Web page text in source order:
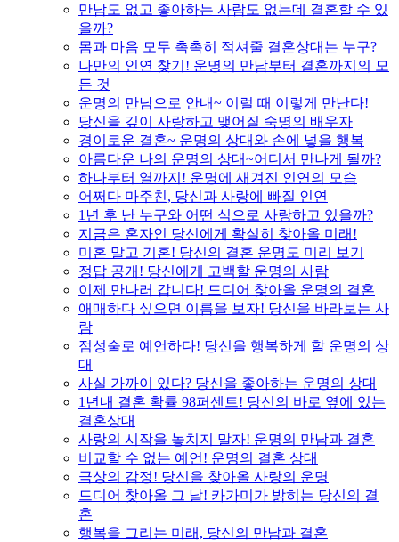
만남도 없고 좋아하는 사람도 없는데 결혼할 수 있
을까?
몸과 마음 모두 촉촉히 적셔줄 결혼상대는 누구?
나만의 인연 찾기! 운명의 만남부터 결혼까지의 모
든 것
운명의 만남으로 안내~ 이럴 때 이렇게 만난다!
당신을 깊이 사랑하고 맺어질 숙명의 배우자
경이로운 결혼~ 운명의 상대와 손에 넣을 행복
아름다운 나의 운명의 상대~어디서 만나게 될까?
하나부터 열까지! 운명에 새겨진 인연의 모습
어쩌다 마주친, 당신과 사랑에 빠질 인연
1년 후 난 누구와 어떤 식으로 사랑하고 있을까?
지금은 혼자인 당신에게 확실히 찾아올 미래!
미혼 말고 기혼! 당신의 결혼 운명도 미리 보기
정답 공개! 당신에게 고백할 운명의 사람
이제 만나러 갑니다! 드디어 찾아올 운명의 결혼
애매하다 싶으면 이름을 보자! 당신을 바라보는 사
람
점성술로 예언하다! 당신을 행복하게 할 운명의 상
대
사실 가까이 있다? 당신을 좋아하는 운명의 상대
1년내 결혼 확률 98퍼센트! 당신의 바로 옆에 있는
결혼상대
사랑의 시작을 놓치지 말자! 운명의 만남과 결혼
비교할 수 없는 예언! 운명의 결혼 상대
극상의 감정! 당신을 찾아올 사랑의 운명
드디어 찾아올 그 날! 카가미가 밝히는 당신의 결
혼
행복을 그리는 미래, 당신의 만남과 결혼